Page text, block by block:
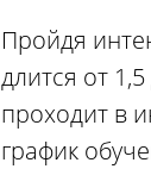
Пройдя
длится от
проходит в
график